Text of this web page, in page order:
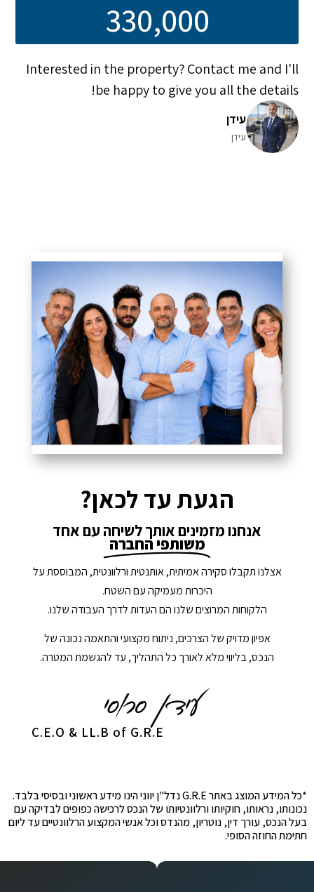
330,000
Interested in the property? Contact me and I'll
be happy to give you all the details!
עידן
עידן
הגעת עד לכאן?
אנחנו מזמינים אותך לשיחה עם אחד
משותפי החברה
אצלנו תקבלו סקירה אמיתית, אותנטית ורלוונטית, המבוססת על
היכרות מעמיקה עם השטח.
הלקוחות המרוצים שלנו הם העדות לדרך העבודה שלנו.
אפיון מדויק של הצרכים, ניתוח מקצועי והתאמה נכונה של
הנכס, בליווי מלא לאורך כל התהליך, עד להגשמת המטרה.
C.E.O & LL.B of G.R.E
*כל המידע המוצג באתר G.R.E נדל"ן יווני הינו מידע ראשוני ובסיסי בלבד.
נכונותו, נראותו, חוקיותו ורלוונטיותו של הנכס לרכישה כפופים לבדיקה עם
בעל הנכס, עורך דין, נוטריון, מהנדס וכל אנשי המקצוע הרלוונטיים עד ליום
חתימת החוזה הסופי.